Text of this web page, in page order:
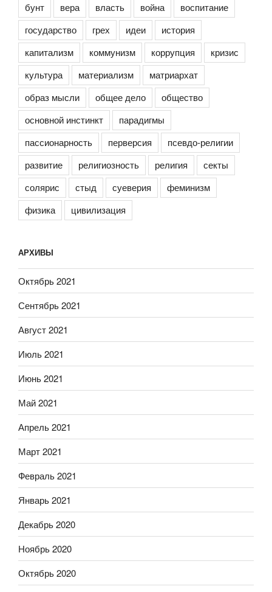
бунт вера власть война
воспитание
государство
грех идеи
история
капитализм
коммунизм коррупция
кризис
культура
материализм
матриархат
образ мысли
общее дело
общество
основной инстинкт
парадигмы
пассионарность
перверсия
псевдо-религии
развитие
религиозность религия
секты
солярис
стыд суеверия
феминизм
физика
цивилизация
АРХИВЫ
Октябрь 2021
Сентябрь 2021
Август 2021
Июль 2021
Июнь 2021
Май 2021
Апрель 2021
Март 2021
Февраль 2021
Январь 2021
Декабрь 2020
Ноябрь 2020
Октябрь 2020